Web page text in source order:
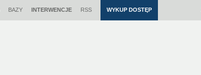
BAZY INTERWENCJE RSS WYKUP DOSTĘP